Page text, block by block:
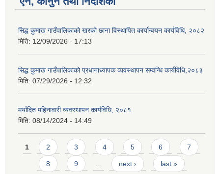
सिद्ध कुमाख गाउँपालिकाको खरको छाना विस्थापित कार्यान्वयन कार्यविधि, २०८२
मिति: 12/09/2026 - 17:13
सिद्ध कुमाख गाउँपालिकाको प्रधानाध्यापक व्यवस्थापन सम्वन्धि कार्यविधि,२०८३
मिति: 07/29/2026 - 12:32
मर्यादित महिनावारी व्यवस्थापन कार्यविधि, २०८१
मिति: 08/14/2024 - 14:49
Pages
1 2 3 4 5 6 7
8 9 … next › last »